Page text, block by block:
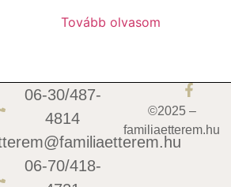
Tovább olvasom
06-30/487-
4814
06-70/418-
©2025 –
familiaetterem.hu